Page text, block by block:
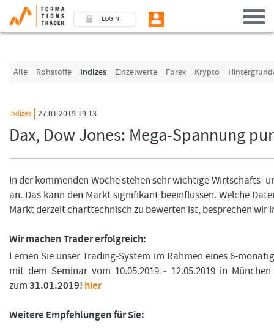
LOGIN
Alle Rohstoffe Indizes Einzelwerte Forex Krypto
Indizes 27.01.2019 19:13
Dax, Dow Jones: Mega-Spannung pur
In der kommenden Woche stehen sehr wichtige Wirtschafts-
an. Das kann den Markt signifikant beeinflussen. Welche
Markt derzeit charttechnisch zu bewerten ist, besprechen wir
Wir machen Trader erfolgreich:
Lernen Sie unser Trading-System im Rahmen eines 6-
mit dem Seminar vom 10.05.2019 - 12.05.2019 in
zum31.01.2019! hier
Weitere Empfehlungen für Sie:
Benutzer (E-Mail-Adresse in Kleinschrift)
Angemeldet bleiben
LOGIN
Passwort vergessen
Das Formationstrader Programm bietet unterschiedliche User-Pakete. Bitte